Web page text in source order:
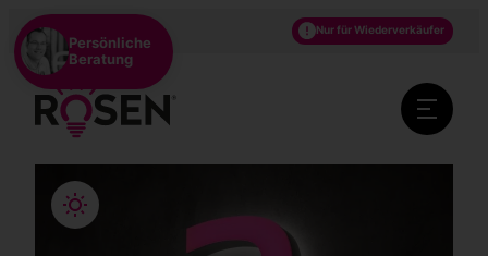
DE EN Nur für Wiederverkäufer
Persönliche
Beratung